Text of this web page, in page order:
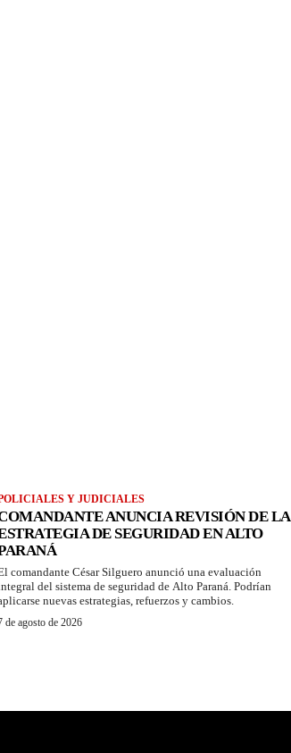
Y JUDICIALES
ANUNCIA REVISIÓN DE LA
DE SEGURIDAD EN ALTO
comandante César Silguero anunció una evaluación
del sistema de seguridad de Alto Paraná. Podrían
nuevas estrategias, refuerzos y cambios.
de agosto de 2026